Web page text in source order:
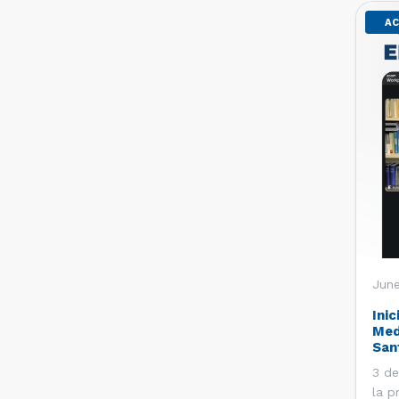
3
la